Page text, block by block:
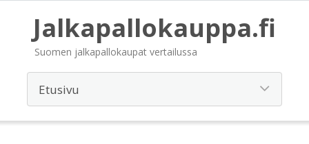
Jalkapallokauppa.fi
Suomen jalkapallokaupat vertailussa